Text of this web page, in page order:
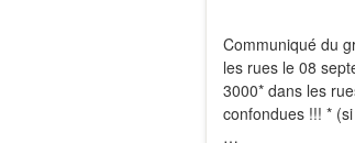
Communiqué du
les rues le 08
3000* dans les
confondues !!! *
…